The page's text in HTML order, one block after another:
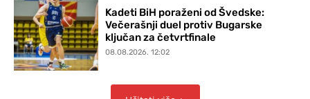
Kadeti BiH poraženi od Švedske:
Večerašnji duel protiv Bugarske
ključan za četvrtfinale
08.08.2026. 12:02